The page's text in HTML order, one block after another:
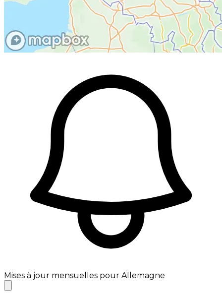
Mises à jour mensuelles pour Allemagne